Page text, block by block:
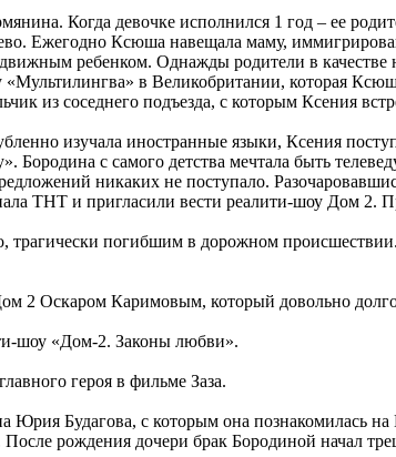
Когда девочке исполнился 1 год – ее
Ежегодно Ксюша навещала маму,
ребенком. Однажды родители в качестве
в Великобритании, которая
из соседнего подъезда, с которым Ксения
изучала иностранные языки, Ксения
Бородина с самого детства мечтала быть
никаких не поступало.
ТНТ и пригласили вести реалити-шоу Дом 2.
погибшим в дорожном
2 Оскаром Каримовым, который довольно
шоу «Дом-2. Законы любви».
героя в фильме Заза.
Юрия Будагова, с которым она познакомилась
рождения дочери брак Бородиной начал